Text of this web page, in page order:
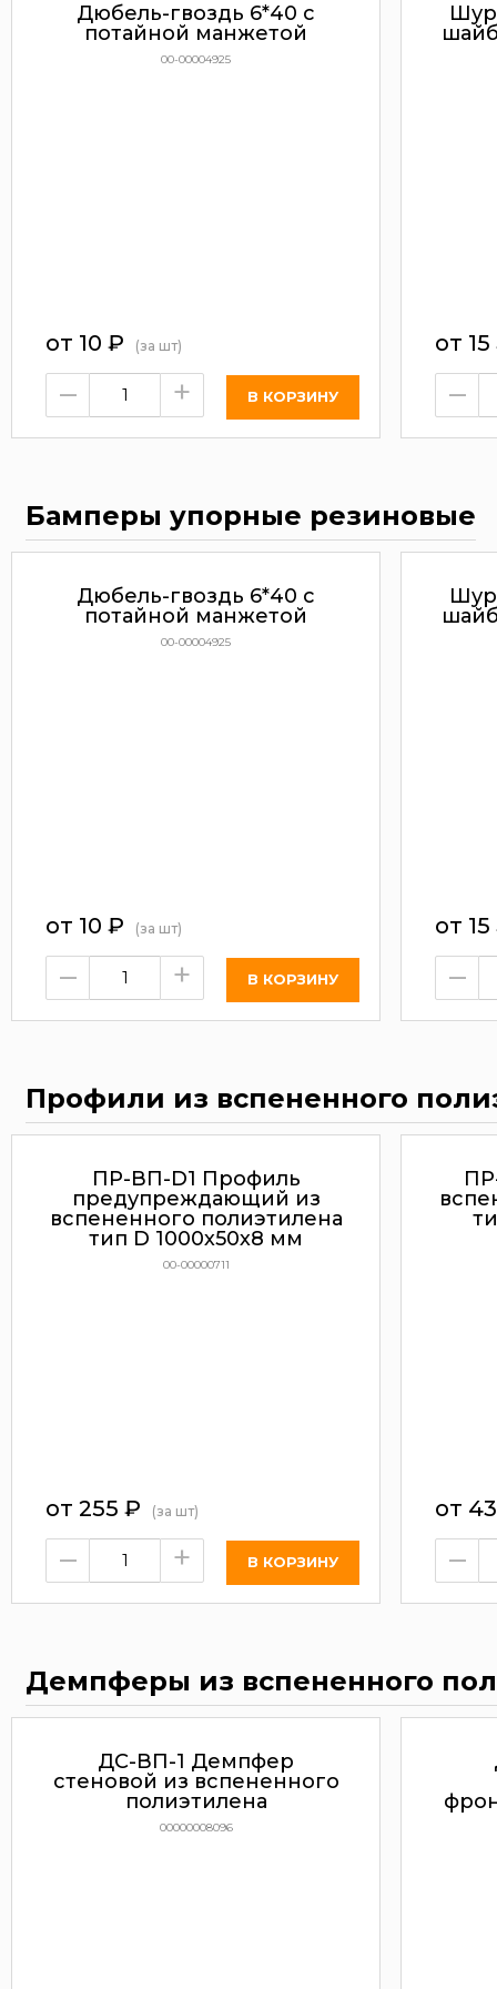
Дюбель-гвоздь 6*40 с
потайной манжетой
00-00004925
от 10 ₽ (за шт)
– +
от 15
–
Бамперы упорные резиновые
Дюбель-гвоздь 6*40 с
потайной манжетой
00-00004925
от 10 ₽ (за шт)
– +
от 15
–
Профили из вспененного
ПР-ВП-D1 Профиль
предупреждающий из
вспененного полиэтилена
тип D 1000х50х8 мм
00-00000711
от 255 ₽ (за шт)
– +
от
–
Демпферы из вспененного
ДС-ВП-1 Демпфер
стеновой из вспененного
полиэтилена
00000008096